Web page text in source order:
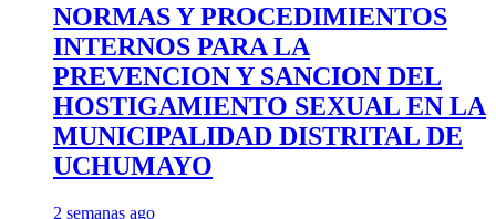
NORMAS Y PROCEDIMIENTOS
INTERNOS PARA LA
PREVENCION Y SANCION DEL
HOSTIGAMIENTO SEXUAL EN LA
MUNICIPALIDAD DISTRITAL DE
UCHUMAYO
2 semanas ago